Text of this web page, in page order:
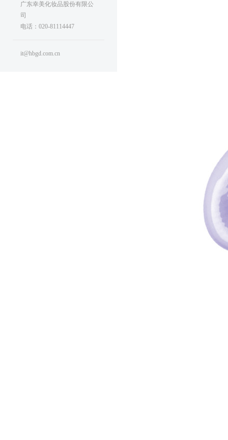
广东幸美化妆品股份有限公
司
电话：020-81114447
it@hbgd.com.cn